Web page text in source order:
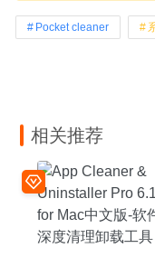
Pocket cleaner
相关推荐